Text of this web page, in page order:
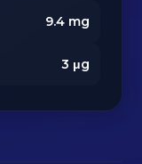
9.4mg
3 μg